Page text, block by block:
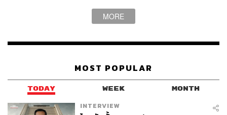
MORE
MOST POPULAR
TODAY WEEK MONTH
INTERVIEW